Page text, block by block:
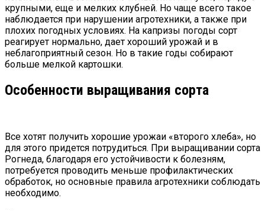
крупными, еще и мелких клубней. Но чаще всего такое
наблюдается при нарушении агротехники, а также при
плохих погодных условиях. На капризы погоды сорт
реагирует нормально, дает хороший урожай и в
неблагоприятный сезон. Но в такие годы собирают
больше мелкой картошки.
Особенности выращивания сорта
Все хотят получить хорошие урожаи «второго хлеба», но
для этого придется потрудиться. При выращивании сорта
Рогнеда, благодаря его устойчивости к болезням,
потребуется проводить меньше профилактических
обработок, но основные правила агротехники соблюдать
необходимо.